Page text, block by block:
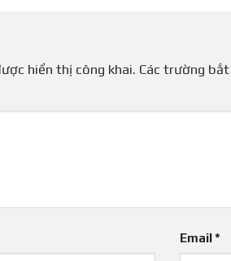
hiển thị công khai. Các trường
Email*